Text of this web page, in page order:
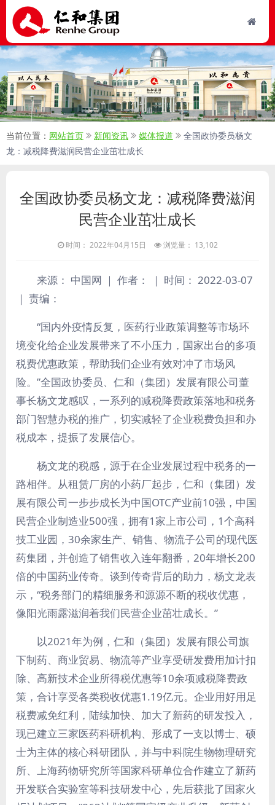
当前位置： 网站首页 新闻资讯 媒体报道
全国政协委员杨文
龙：减税降费滋润民营企业茁壮成长
全国政协委员杨文龙：减税降费滋润
民营企业茁壮成长
时间： 2022年04月15日 浏览量： 13,102
来源： 中国网 ｜ 作者： ｜ 时间： 2022-03-07
｜ 责编：
“国内外疫情反复，医药行业政策调整等市场环
境变化给企业发展带来了不小压力，国家出台的多项
税费优惠政策，帮助我们企业有效对冲了市场风
险。”全国政协委员、仁和（集团）发展有限公司董
事长杨文龙感叹，一系列的减税降费政策落地和税务
部门智慧办税的推广，切实减轻了企业税费负担和办
税成本，提振了发展信心。
杨文龙的税感，源于在企业发展过程中税务的一
路相伴。从租赁厂房的小药厂起步，仁和（集团）发
展有限公司一步步成长为中国OTC产业前10强，中国
民营企业制造业500强，拥有1家上市公司，1个高科
技工业园，30余家生产、销售、物流子公司的现代医
药集团，并创造了销售收入连年翻番，20年增长200
倍的中国药业传奇。谈到传奇背后的助力，杨文龙表
示，“税务部门的精细服务和源源不断的税收优惠，
像阳光雨露滋润着我们民营企业茁壮成长。”
以2021年为例，仁和（集团）发展有限公司旗
下制药、商业贸易、物流等产业享受研发费用加计扣
除、高新技术企业所得税优惠等10余项减税降费政
策，合计享受各类税收优惠1.19亿元。企业用好用足
税费减免红利，陆续加快、加大了新药的研发投入，
现已建立三家医药科研机构、形成了一支以博士、硕
士为主体的核心科研团队，并与中科院生物物理研究
所、上海药物研究所等国家科研单位合作建立了新药
开发联合实验室等科技研发中心，先后获批了国家火